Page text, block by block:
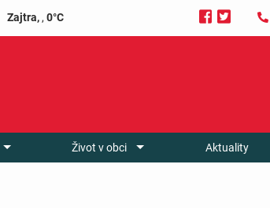
Zajtra,, 0°C
Život v obci Aktuality